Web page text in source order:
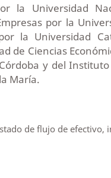
la Universidad
por la
la Universidad
de Ciencias
y del
María.
de flujo de efectivo,